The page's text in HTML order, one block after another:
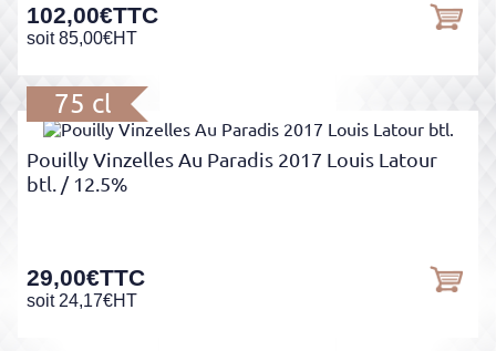
102,00€TTC
soit 85,00€HT
75 cl
Pouilly Vinzelles Au Paradis 2017 Louis Latour
btl.
/ 12.5%
29,00€TTC
soit 24,17€HT